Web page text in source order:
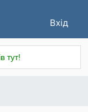
Вхід
тут!